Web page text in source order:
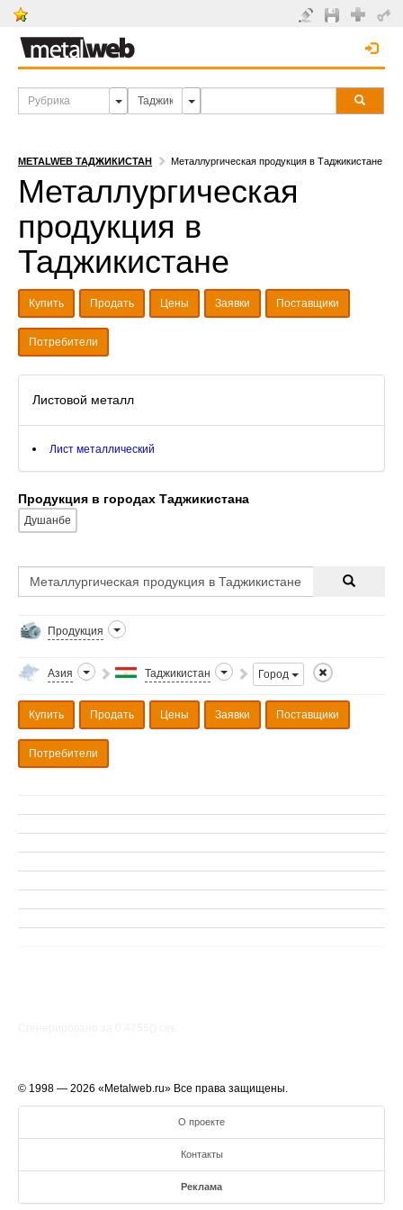
METALWEB ТАДЖИКИСТАН Металлургическая продукция в Таджикистане
Металлургическая
продукция в
Таджикистане
Купить Продать Цены Заявки Поставщики
Потребители
Листовой металл
Лист металлический
Продукция в городах Таджикистана
Душанбе
Продукция
Азия Таджикистан Город
Купить Продать Цены Заявки Поставщики
Потребители
© 1998 — 2026 «Metalweb.ru» Все права защищены.
О проекте
Контакты
Реклама